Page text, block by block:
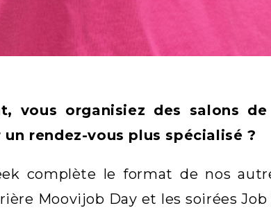
vous organisiez des salons
rendez-vous plus spécialisé ?
complète le format de nos
Moovijob Day et les soirées